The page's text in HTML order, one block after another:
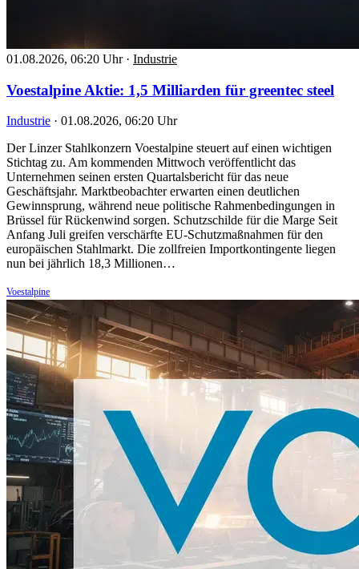
01.08.2026, 06:20 Uhr · Industrie
Voestalpine Aktie: 1,5 Milliarden für greentec steel
Industrie · 01.08.2026, 06:20 Uhr
Der Linzer Stahlkonzern Voestalpine steuert auf einen wichtigen
Stichtag zu. Am kommenden Mittwoch veröffentlicht das
Unternehmen seinen ersten Quartalsbericht für das neue
Geschäftsjahr. Marktbeobachter erwarten einen deutlichen
Gewinnsprung, während neue politische Rahmenbedingungen in
Brüssel für Rückenwind sorgen. Schutzschilde für die Marge Seit
Anfang Juli greifen verschärfte EU-Schutzmaßnahmen für den
europäischen Stahlmarkt. Die zollfreien Importkontingente liegen
nun bei jährlich 18,3 Millionen…
Voestalpine